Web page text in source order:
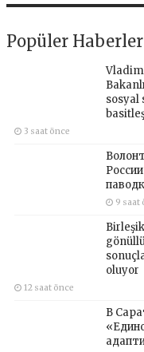
Popüler Haberler
sosyal
3 saat önce
9 saat
oluyor
12 saat önce
В